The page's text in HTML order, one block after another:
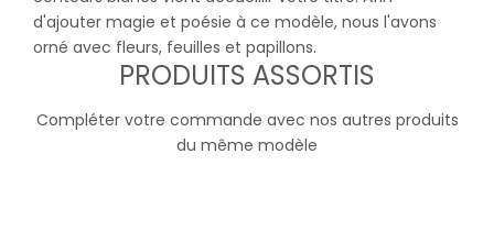
d'ajouter magie et poésie à ce modèle, nous l'avons
orné avec fleurs, feuilles et papillons.
PRODUITS ASSORTIS
Compléter votre commande avec nos autres produits
du même modèle